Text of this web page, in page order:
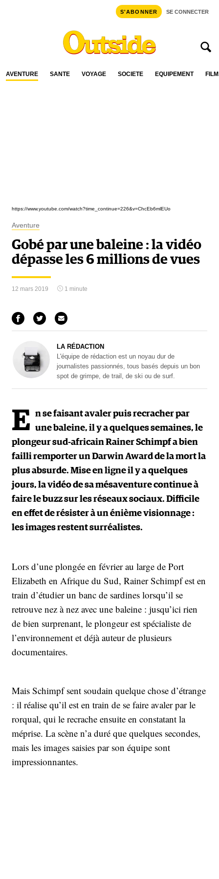
S'ABONNER SE CONNECTER
AVENTURE SANTÉ VOYAGE SOCIÉTÉ ÉQUIPEMENT
https://www.youtube.com/watch?time_continue=226&v=ChcEb6mlEUo
Aventure
Gobé par une baleine : la vidéo
dépasse les 6 millions de vues
12 mars 2019 1 minute
LA RÉDACTION
L'équipe de rédaction est un noyau dur de
journalistes passionnés, tous basés depuis un bon
spot de grimpe, de trail, de ski ou de surf.
E n se faisant avaler puis recracher par
une baleine, il y a quelques semaines, le
plongeur sud-africain Rainer Schimpf a bien
failli remporter un Darwin Award de la mort la
plus absurde. Mise en ligne il y a quelques
jours, la vidéo de sa mésaventure continue à
faire le buzz sur les réseaux sociaux. Difficile
en effet de résister à un énième visionnage :
les images restent surréalistes.
Lors d’une plongée en février au large de Port
Elizabeth en Afrique du Sud, Rainer Schimpf est en
train d’étudier un banc de sardines lorsqu’il se
retrouve nez à nez avec une baleine : jusqu’ici rien
de bien surprenant, le plongeur est spécialiste de
l’environnement et déjà auteur de plusieurs
documentaires.
Mais Schimpf sent soudain quelque chose d’étrange
: il réalise qu’il est en train de se faire avaler par le
rorqual, qui le recrache ensuite en constatant la
méprise. La scène n’a duré que quelques secondes,
mais les images saisies par son équipe sont
impressionnantes.